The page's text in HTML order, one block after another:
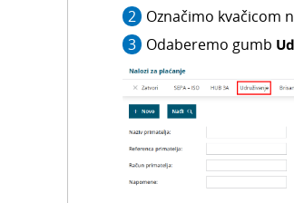
Označimo kvačicom
Odaberemo gumb